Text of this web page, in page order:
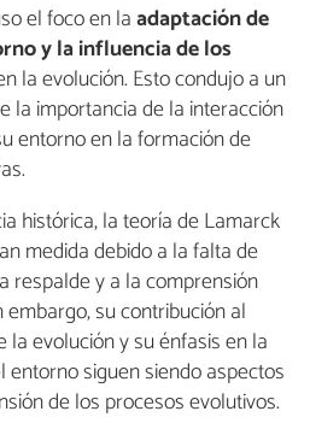
el foco en laadaptación de
y la influencia de los
la evolución. Esto condujo a un
la importancia de la interacción
entorno en la formación de
histórica, la teoría de Lamarck
medida debido a la falta de
respalde y a la comprensión
su contribución al
evolución y su énfasis en la
siguen siendo aspectos
de los procesos evolutivos.